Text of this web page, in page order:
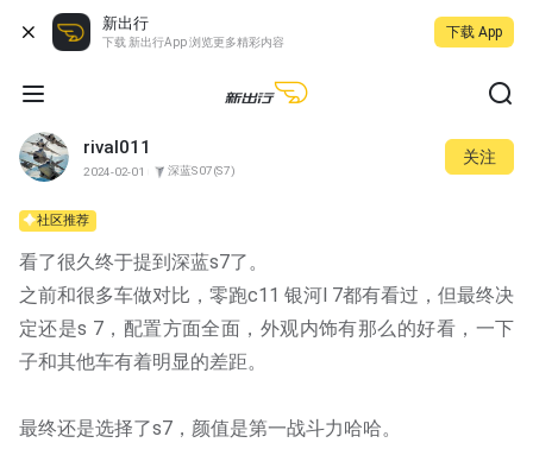
新出行
下载 新出行App 浏览更多精彩内容
下载 App
rival011
2024-02-01 深蓝S07(S7)
关注
社区推荐
看了很久终于提到深蓝s7了。
之前和很多车做对比，零跑c11 银河l 7都有看过，但最终决
定还是s 7，配置方面全面，外观内饰有那么的好看，一下
子和其他车有着明显的差距。
最终还是选择了s7，颜值是第一战斗力哈哈。